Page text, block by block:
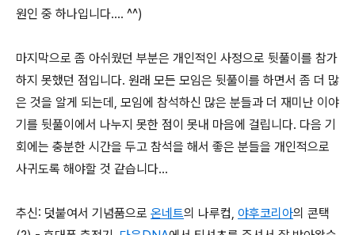
원인 중 하나입니다.... ^^)
마지막으로 좀 아쉬웠던 부분은 개인적인 사정으로 뒷풀이를 참가
하지 못했던 점입니다. 원래 모든 모임은 뒷풀이를 하면서 좀 더 많
은 것을 알게 되는데, 모임에 참석하신 많은 분들과 더 재미난 이야
기를 뒷풀이에서 나누지 못한 점이 못내 마음에 걸립니다. 다음 기
회에는 충분한 시간을 두고 참석을 해서 좋은 분들을 개인적으로
사귀도록 해야할 것 같습니다...
추신: 덧붙여서 기념품으로 온네트의 나루컵, 야후코리아의 콘택